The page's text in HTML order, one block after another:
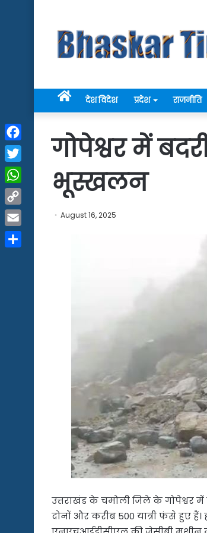
Homeदेश विदेश प्रदेश राजनीति
गोपेश्वर में
भूस्खलन
August 16, 2025
उत्तराखंड के चमोली जिले के गोपेश्वर
दोनों और करीब 500 यात्री फंसे हुए
Facebook
Twitter
WhatsApp
Copy
Link
Email